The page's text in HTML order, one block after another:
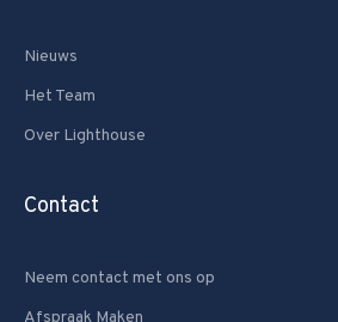
Nieuws
Het Team
Over Lighthouse
Contact
Neem contact met ons op
Afspraak Maken